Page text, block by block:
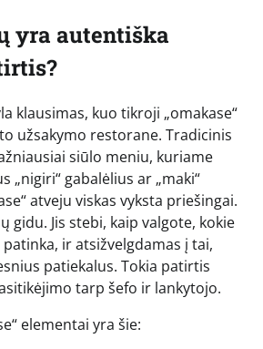
yra autentiška
klausimas, kuo tikroji „omakase“
užsakymo restorane. Tradicinis
siūlo meniu, kuriame
„nigiri“ gabalėlius ar „maki“
atveju viskas vyksta priešingai.
gidu. Jis stebi, kaip valgote, kokie
ir atsižvelgdamas į tai,
patiekalus. Tokia patirtis
tarp šefo ir lankytojo.
elementai yra šie: